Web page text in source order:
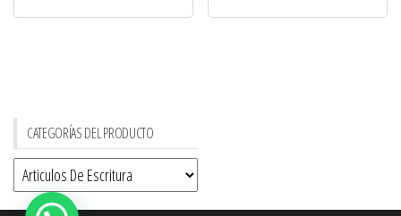
CATEGORÍAS DEL PRODUCTO